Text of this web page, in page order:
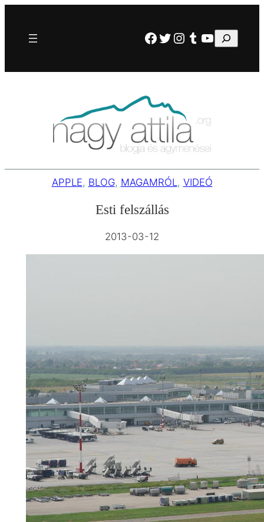
tartalomhoz
Facebook
Twitter
Instagram
Tumblr
YouTube
Keresés
APPLE, BLOG, MAGAMRÓL, VIDEÓ
Esti felszállás
2013-03-12